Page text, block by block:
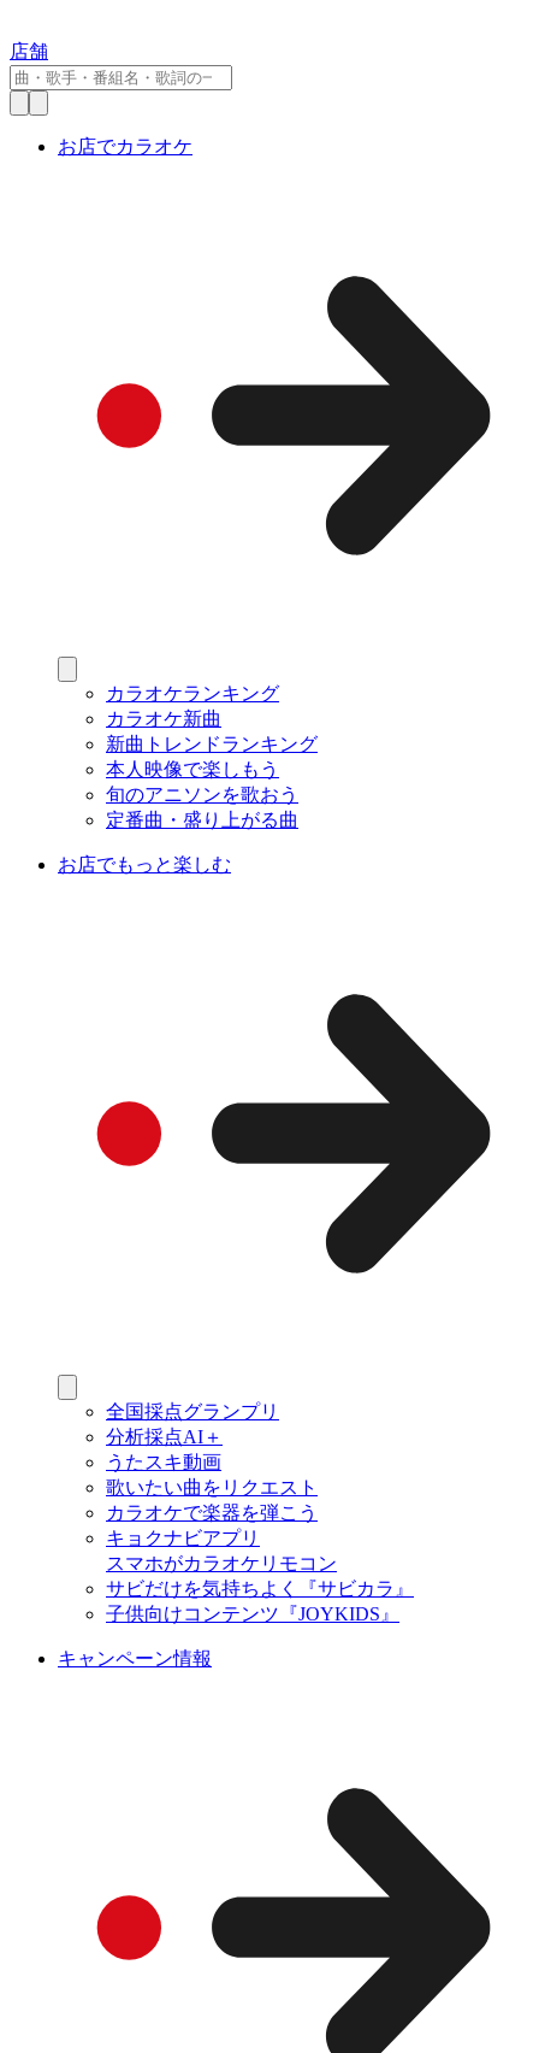
店舗
お店でカラオケ
カラオケランキング
カラオケ新曲
新曲トレンドランキング
本人映像で楽しもう
旬のアニソンを歌おう
定番曲・盛り上がる曲
お店でもっと楽しむ
全国採点グランプリ
分析採点AI＋
うたスキ動画
歌いたい曲をリクエスト
カラオケで楽器を弾こう
キョクナビアプリ
スマホがカラオケリモコン
サビだけを気持ちよく『サビカラ』
子供向けコンテンツ『JOYKIDS』
キャンペーン情報